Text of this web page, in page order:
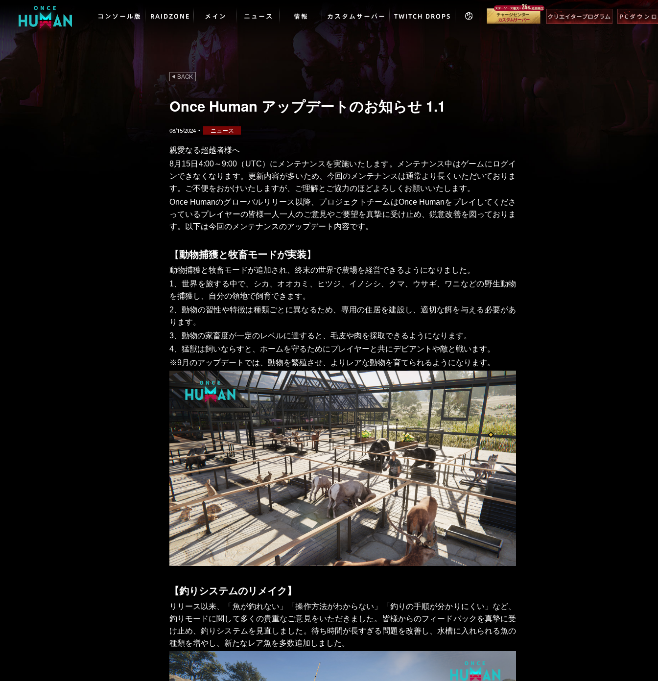
コンソール版 RAIDZONE メイン ニュース 情報 カスタムサーバー TWITCH DROPS
BACK
Once Human アップデートのお知らせ 1.1
08/15/2024 • ニュース
親愛なる超越者様へ
8月15日4:00～9:00（UTC）にメンテナンスを実施いたします。メンテナンス中はゲームにログイ
ンできなくなります。更新内容が多いため、今回のメンテナンスは通常より長くいただいておりま
す。ご不便をおかけいたしますが、ご理解とご協力のほどよろしくお願いいたします。
Once Humanのグローバルリリース以降、プロジェクトチームはOnce Humanをプレイしてくださ
っているプレイヤーの皆様一人一人のご意見やご要望を真摯に受け止め、鋭意改善を図っておりま
す。以下は今回のメンテナンスのアップデート内容です。
【動物捕獲と牧畜モードが実装】
動物捕獲と牧畜モードが追加され、終末の世界で農場を経営できるようになりました。
1、世界を旅する中で、シカ、オオカミ、ヒツジ、イノシシ、クマ、ウサギ、ワニなどの野生動物
を捕獲し、自分の領地で飼育できます。
2、動物の習性や特徴は種類ごとに異なるため、専用の住居を建設し、適切な餌を与える必要があ
ります。
3、動物の家畜度が一定のレベルに達すると、毛皮や肉を採取できるようになります。
4、猛獣は飼いならすと、ホームを守るためにプレイヤーと共にデビアントや敵と戦います。
※9月のアップデートでは、動物を繁殖させ、よりレアな動物を育てられるようになります。
【釣りシステムのリメイク】
リリース以来、「魚が釣れない」「操作方法がわからない」「釣りの手順が分かりにくい」など、
釣りモードに関して多くの貴重なご意見をいただきました。皆様からのフィードバックを真摯に受
け止め、釣りシステムを見直しました。待ち時間が長すぎる問題を改善し、水槽に入れられる魚の
種類を増やし、新たなレア魚を多数追加しました。